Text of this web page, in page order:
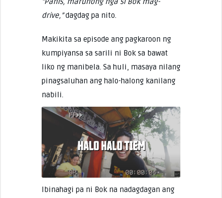
drive,”dagdag pa nito.
Makikita sa episode ang pagkaroon ng
kumpiyansa sa sarili ni Bok sa bawat
liko ng manibela. Sa huli, masaya nilang
pinagsaluhan ang halo-halong kanilang
nabili.
Ibinahagi pa ni Bok na nadagdagan ang